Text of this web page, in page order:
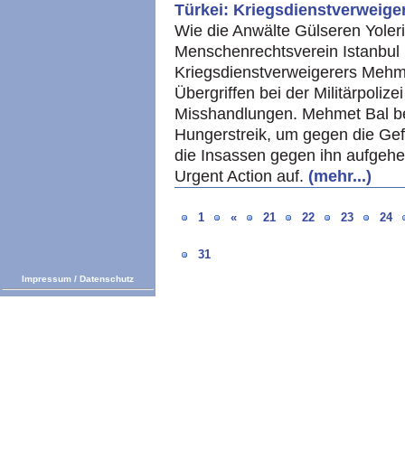
Türkei:
Wie die Anwälte Gülseren
Menschenrechtsverein
Kriegsdienstverweigerers
Übergriffen bei der
Misshandlungen. Mehmet Bal
Hungerstreik, um gegen die
die Insassen gegen ihn
Urgent Action auf. (mehr...)
1 « 21 22 23 24
31
Impressum / Datenschutz